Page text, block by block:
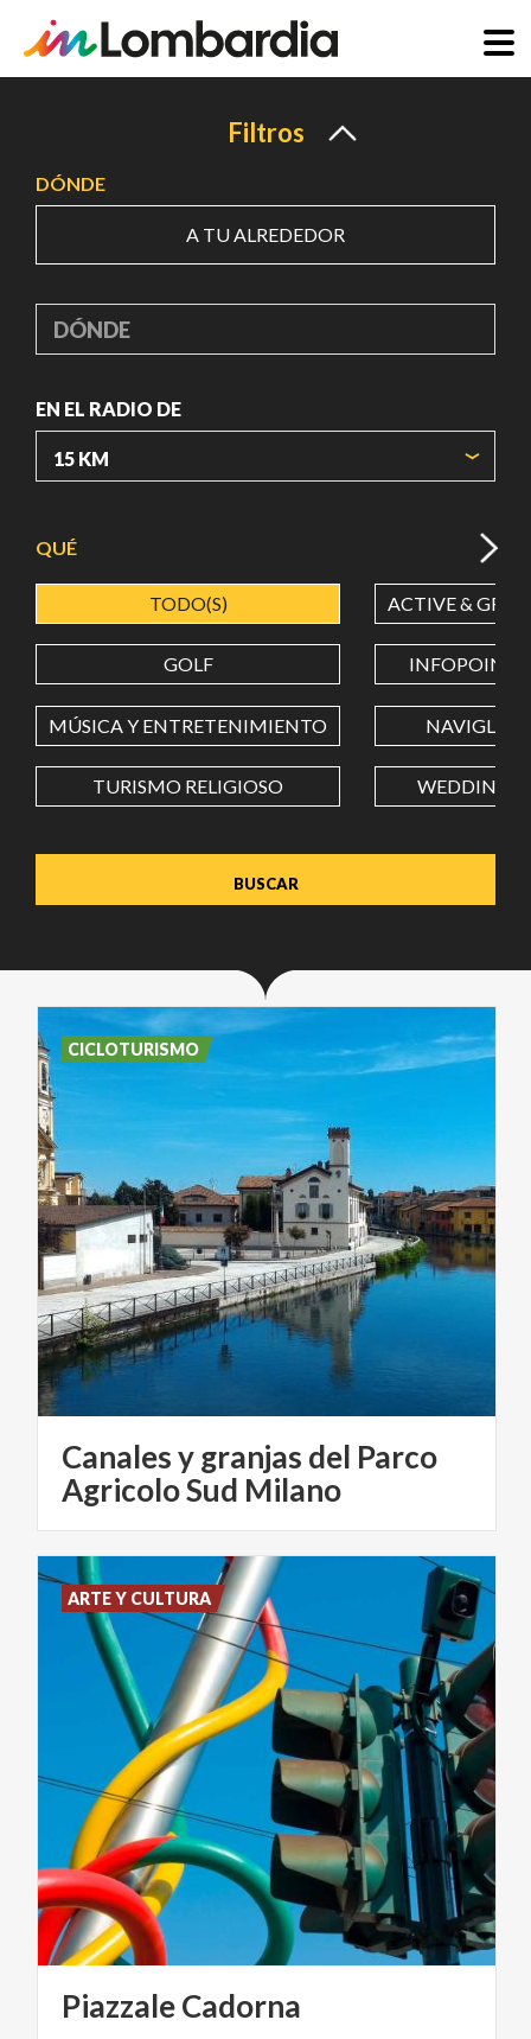
principal
Filtros
DÓNDE
A TU ALREDEDOR
DÓNDE
EN EL RADIO DE
LONGITUD
Value in decimal degrees. Use dot (.) as decimal separator.
QUÉ
TODO(S) ACTIVE &
GOLF INFOPOINT
MÚSICA Y ENTRETENIMIENTO NAVIGLI
TURISMO RELIGIOSO WEDDING
Canales y granjas del Parco
Agricolo Sud Milano
CICLOTURISMO
PiazzaleCadorna
ARTE Y CULTURA